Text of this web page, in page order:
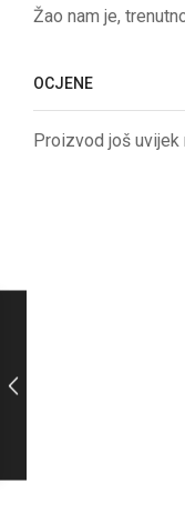
Žao nam je,
OCJENE
Proizvod još uvijek